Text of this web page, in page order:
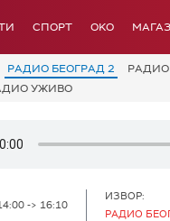
СПОРТ OKO
РАДИО БЕОГРАД 2 РАДИО
УЖИВО
-> 16:10
ИЗВОР:
РАДИО